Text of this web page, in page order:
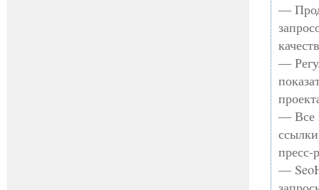
—
—
— Все
пресс-
—